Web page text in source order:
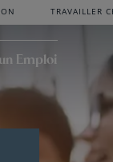
TRAVAILLER
Emploi